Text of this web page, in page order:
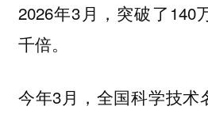
2026年3月，突破了140
千倍。
今年3月，全国科学技术